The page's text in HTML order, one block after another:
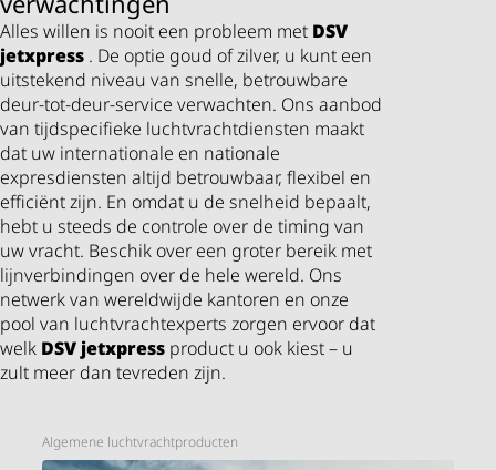
Alles willen is nooit een probleem met DSV
jetxpress . De optie goud of zilver, u kunt een
uitstekend niveau van snelle, betrouwbare
deur-tot-deur-service verwachten. Ons aanbod
van tijdspecifieke luchtvrachtdiensten maakt
dat uw internationale en nationale
expresdiensten altijd betrouwbaar, flexibel en
efficiënt zijn. En omdat u de snelheid bepaalt,
hebt u steeds de controle over de timing van
uw vracht. Beschik over een groter bereik met
lijnverbindingen over de hele wereld. Ons
netwerk van wereldwijde kantoren en onze
pool van luchtvrachtexperts zorgen ervoor dat
welk DSV jetxpress product u ook kiest – u
zult meer dan tevreden zijn.
Algemene luchtvrachtproducten